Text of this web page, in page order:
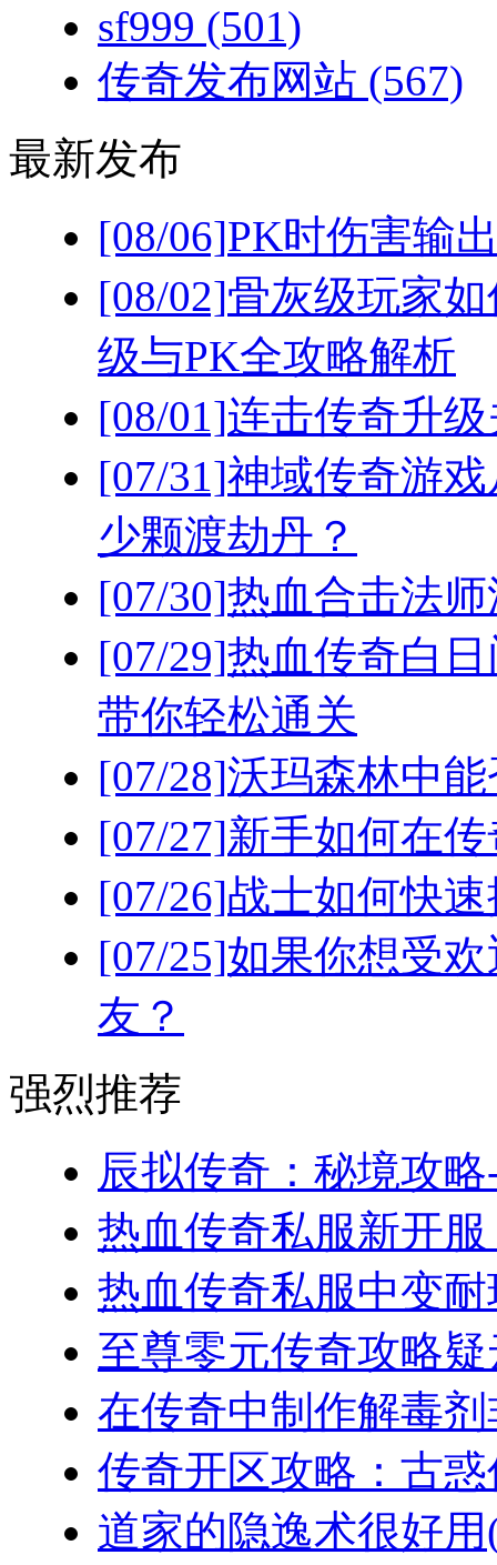
sf999 (501)
传奇发布网站 (567)
最新发布
[08/06]PK时伤害输
[08/02]骨灰级玩家
级与PK全攻略解析
[08/01]连击传奇升
[07/31]神域传奇游
少颗渡劫丹？
[07/30]热血合击法
[07/29]热血传奇白
带你轻松通关
[07/28]沃玛森林中
[07/27]新手如何在
[07/26]战士如何快
[07/25]如果你想受
友？
强烈推荐
辰拟传奇：秘境攻
热血传奇私服新开
热血传奇私服中变
至尊零元传奇攻略
在传奇中制作解毒
传奇开区攻略：古
道家的隐逸术很好用